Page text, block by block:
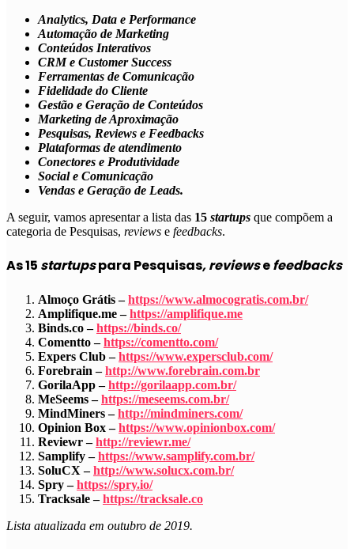
Analytics, Data e Performance
Automação de Marketing
Conteúdos Interativos
CRM e Customer Success
Ferramentas de Comunicação
Fidelidade do Cliente
Gestão e Geração de Conteúdos
Marketing de Aproximação
Pesquisas, Reviews e Feedbacks
Plataformas de atendimento
Conectores e Produtividade
Social e Comunicação
Vendas e Geração de Leads.
A seguir, vamos apresentar a lista das 15 startups que compõem a
categoria de Pesquisas, reviews e feedbacks.
As 15 startupspara Pesquisas, reviewsefeedbacks
Almoço Grátis –https://www.almocogratis.com.br/
Amplifique.me –https://amplifique.me
Binds.co –https://binds.co/
Comentto –https://comentto.com/
Expers Club –https://www.expersclub.com/
Forebrain –http://www.forebrain.com.br
GorilaApp –http://gorilaapp.com.br/
MeSeems –https://meseems.com.br/
MindMiners –http://mindminers.com/
Opinion Box –https://www.opinionbox.com/
Reviewr –http://reviewr.me/
Samplify –https://www.samplify.com.br/
SoluCX –http://www.solucx.com.br/
Spry –https://spry.io/
Tracksale –https://tracksale.co
Lista atualizada em outubro de 2019.